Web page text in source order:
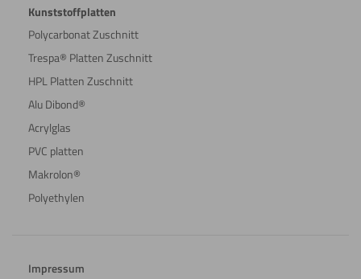
Kunststoffplatten
Polycarbonat Zuschnitt
Trespa® Platten Zuschnitt
HPL Platten Zuschnitt
Alu Dibond®
Acrylglas
PVC platten
Makrolon®
Polyethylen
Impressum